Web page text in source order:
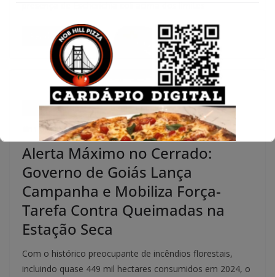
presença de Escherichia coli acima dos limites
Read More
NOTÍCIAS SAÚDE ÚLTIMAS
11 de julho de 2025
Alerta Máximo no Cerrado:
Governo de Goiás Lança
Campanha e Mobiliza Força-
Tarefa Contra Queimadas na
Estação Seca
Com o histórico preocupante de incêndios florestais,
incluindo quase 449 mil hectares consumidos em 2024, o